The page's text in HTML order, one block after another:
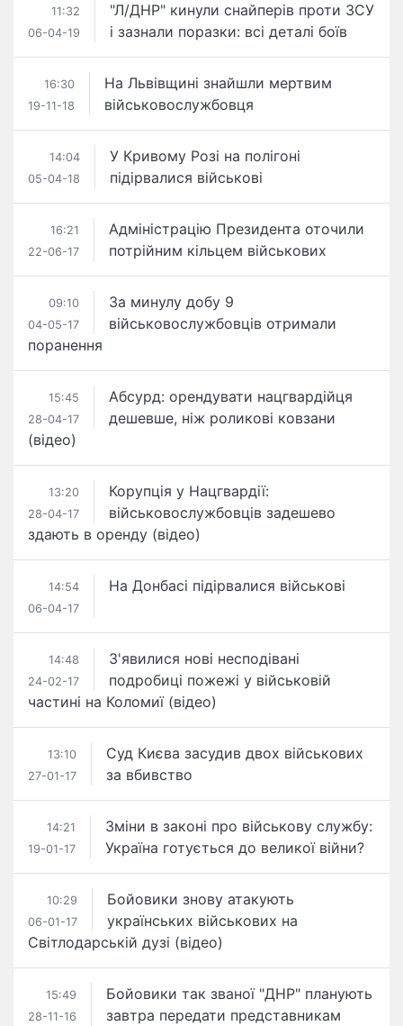
11:32
06-04-19
"Л/ДНР" кинули снайперів проти ЗСУ
і зазнали поразки: всі деталі боїв
16:30
19-11-18
На Львівщині знайшли мертвим
військовослужбовця
14:04
05-04-18
У Кривому Розі на полігоні
підірвалися військові
16:21
22-06-17
Адміністрацію Президента оточили
потрійним кільцем військових
09:10
04-05-17
За минулу добу 9
військовослужбовців отримали
поранення
15:45
28-04-17
​Абсурд: орендувати нацгвардійця
дешевше, ніж роликові ковзани
(відео)
13:20
28-04-17
Корупція у Нацгвардії:
військовослужбовців задешево
здають в оренду (відео)
14:54
06-04-17
На Донбасі підірвалися військові
14:48
24-02-17
З'явилися нові несподівані
подробиці пожежі у військовій
частині на Коломиї (відео)
13:10
27-01-17
Суд Києва засудив двох військових
за вбивство
14:21
19-01-17
Зміни в законі про військову службу:
Україна готується до великої війни?
10:29
06-01-17
Бойовики знову атакують
українських військових на
Світлодарській дузі (відео)
15:49
28-11-16
Бойовики так званої "ДНР" планують
завтра передати представникам